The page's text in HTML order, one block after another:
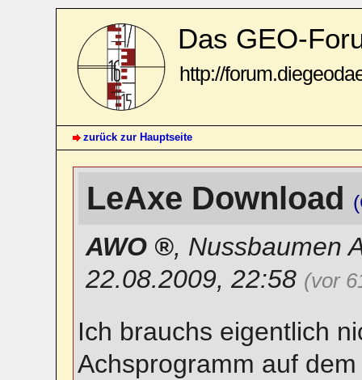
Das GEO-
http://
zurück zur Hauptseite
LeAxe Download
AWO , Nussbaumen
22.08.2009, 22:58 (vor
Ich brauchs eigentlich
Achsprogramm auf